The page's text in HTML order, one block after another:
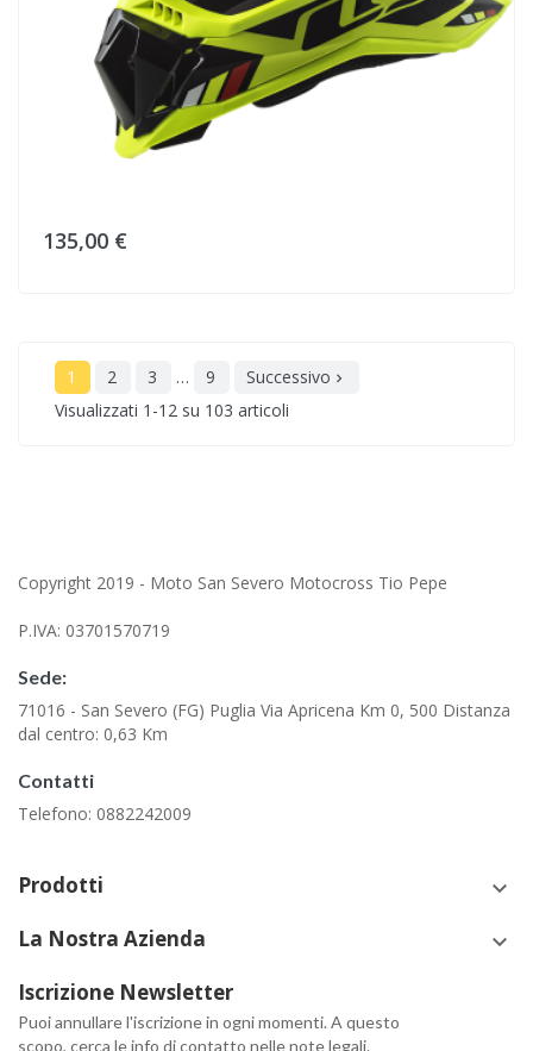
135,00 €
1 2 3 … 9 Successivo 
Visualizzati 1-12 su 103 articoli
Copyright 2019 - Moto San Severo Motocross Tio Pepe
P.IVA: 03701570719
Sede:
71016 - San Severo (FG) Puglia Via Apricena Km 0, 500 Distanza
dal centro: 0,63 Km
Contatti
Telefono: 0882242009
Prodotti keyboard_arrow_down
La Nostra Azienda keyboard_arrow_down
Iscrizione Newsletter
Puoi annullare l'iscrizione in ogni momenti. A questo
scopo, cerca le info di contatto nelle note legali.